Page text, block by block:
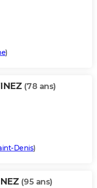
)
(78 ans)
Denis)
(95 ans)